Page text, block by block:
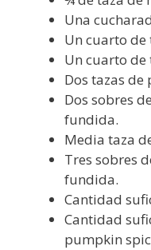
Una
Un cuarto de
Un cuarto
Dos tazas de
Dos sobres
fundida.
Media taza
Tres sobres
fundida.
Cantidad
Cantidad
pumpkin